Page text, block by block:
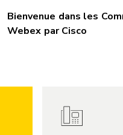
Bienvenue dans les
Webex par Cisco